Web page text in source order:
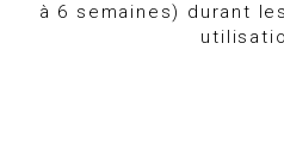
à 6 semaines) durant